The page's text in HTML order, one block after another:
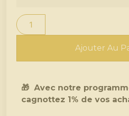
Ajouter Au
🎁 Avec notre
cagnottez 1% de vos